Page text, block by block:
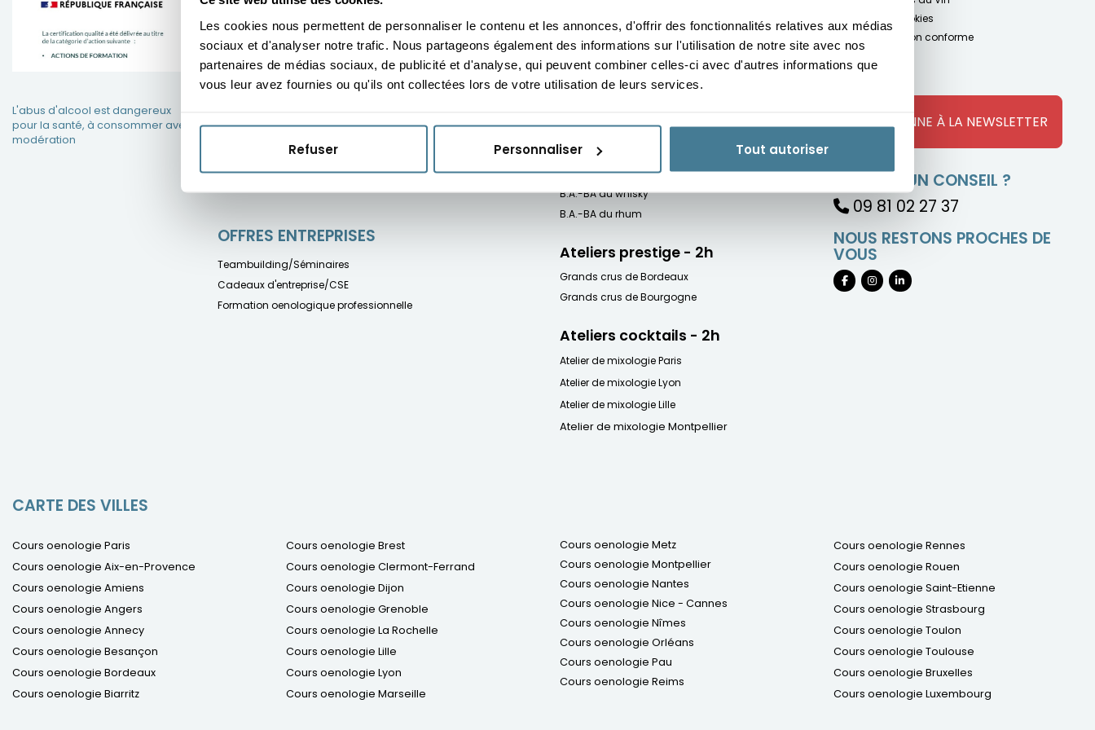
Les cookies nous permettent de personnaliser le contenu et les annonces, d'offrir des fonctionnalités relatives aux médias
sociaux et d'analyser notre trafic. Nous partageons également des informations sur l'utilisation de notre site avec nos
partenaires de médias sociaux, de publicité et d'analyse, qui peuvent combiner celles-ci avec d'autres informations que
vous leur avez fournies ou qu'ils ont collectées lors de votre utilisation de leurs services.
Refuser Personnaliser Tout autoriser
L'abus d'alcool est dangereux
pour la santé, à consommer avec
modération
VOG®Immersif
Journée oenologie : immersion au cœur du domaine Cazes,
Rivesaltes (Perpignan)
Journée oenologie : immersion au coeur du Château Capet-
Guillier (Saint-Emilion)
FORMATIONS CERTIFIANTES
Master VOG®
OFFRES ENTREPRISES
Teambuilding/Séminaires
Cadeaux d'entreprise/CSE
Formation oenologique professionnelle
Ateliers gourmet - 3h
Dîner accords mets et vins : Mets et vins Paris
(Perpignan)
Ateliers spiritueux - 2h
B.A.-BA du whisky
B.A.-BA du rhum
Ateliers prestige - 2h
Grands crus de Bordeaux
Grands crus de Bourgogne
Ateliers cocktails - 2h
Atelier de mixologie Paris
Atelier de mixologie Lyon
Atelier de mixologie Lille
Atelier de mixologie Montpellier
Gestion des cookies
Accessibilité : non conforme
JE M'ABONNE À LA NEWSLETTER
BESOIN D'UN CONSEIL ?
09 81 02 27 37
NOUS RESTONS PROCHES DE
VOUS
CARTE DES VILLES
Cours oenologie Paris
Cours oenologie Aix-en-Provence
Cours oenologie Amiens
Cours oenologie Angers
Cours oenologie Annecy
Cours oenologie Besançon
Cours oenologie Bordeaux
Cours oenologie Biarritz
Cours oenologie Brest
Cours oenologie Clermont-Ferrand
Cours oenologie Dijon
Cours oenologie Grenoble
Cours oenologie La Rochelle
Cours oenologie Lille
Cours oenologie Lyon
Cours oenologie Marseille
Cours oenologie Metz
Cours oenologie Montpellier
Cours oenologie Nantes
Cours oenologie Nice - Cannes
Cours oenologie Nîmes
Cours oenologie Orléans
Cours oenologie Pau
Cours oenologie Reims
Cours oenologie Rennes
Cours oenologie Rouen
Cours oenologie Saint-Etienne
Cours oenologie Strasbourg
Cours oenologie Toulon
Cours oenologie Toulouse
Cours oenologie Bruxelles
Cours oenologie Luxembourg